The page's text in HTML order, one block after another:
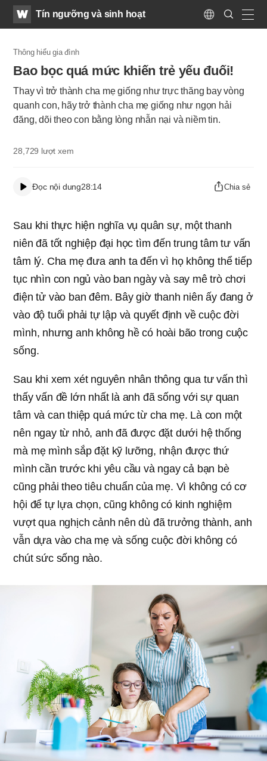
WATVTín ngưỡng và sinh hoạt
Language
Search
Submit
Thông hiểu gia đình
​Bao bọc quá mức khiến trẻ yếu đuối!
Thay vì trở thành cha mẹ giống như trực thăng bay vòng
quanh con, hãy trở thành cha mẹ giống như ngọn hải
đăng, dõi theo con bằng lòng nhẫn nại và niềm tin.
28,729 lượt xem
Đọc nội dung28:14 Chia sẻ
Sau khi thực hiện nghĩa vụ quân sự, một thanh
niên đã tốt nghiệp đại học tìm đến trung tâm tư vấn
tâm lý. Cha mẹ đưa anh ta đến vì họ không thể tiếp
tục nhìn con ngủ vào ban ngày và say mê trò chơi
điện tử vào ban đêm. Bây giờ thanh niên ấy đang ở
vào độ tuổi phải tự lập và quyết định về cuộc đời
mình, nhưng anh không hề có hoài bão trong cuộc
sống.
Sau khi xem xét nguyên nhân thông qua tư vấn thì
thấy vấn đề lớn nhất là anh đã sống với sự quan
tâm và can thiệp quá mức từ cha mẹ. Là con một
nên ngay từ nhỏ, anh đã được đặt dưới hệ thống
mà mẹ mình sắp đặt kỹ lưỡng, nhận được thứ
mình cần trước khi yêu cầu và ngay cả bạn bè
cũng phải theo tiêu chuẩn của mẹ. Vì không có cơ
hội để tự lựa chọn, cũng không có kinh nghiệm
vượt qua nghịch cảnh nên dù đã trưởng thành, anh
vẫn dựa vào cha mẹ và sống cuộc đời không có
chút sức sống nào.